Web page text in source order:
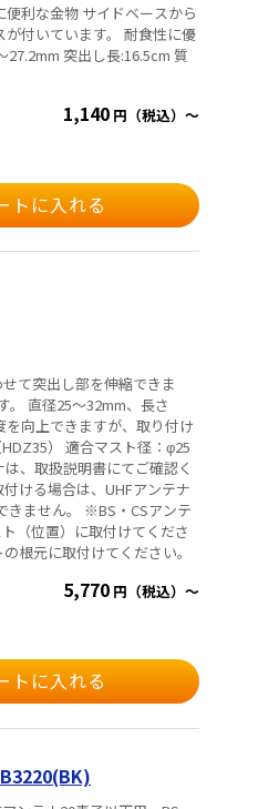
ドベースから
ます。 耐食性に優
1,140 円（税込）～
て突出し部を伸縮できま
。 直径25～32mm、長さ
向上できますが、取り付け
ける場合は、UHFアンテナ
きません。 ※BS・CSアンテ
（位置）に取付けてくださ
根元に取付けてください。
5,770 円（税込）～